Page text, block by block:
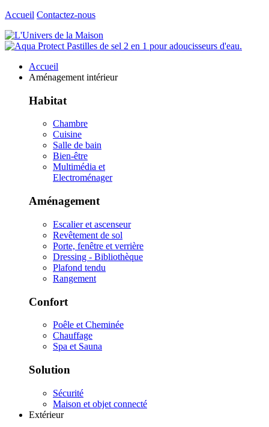
Accueil Contactez-nous
Accueil
Aménagement intérieur
Habitat
Chambre
Cuisine
Salle de bain
Bien-être
Multimédia et
Electroménager
Aménagement
Escalier et ascenseur
Revêtement de sol
Porte, fenêtre et verrière
Dressing - Bibliothèque
Plafond tendu
Rangement
Confort
Poêle et Cheminée
Chauffage
Spa et Sauna
Solution
Sécurité
Maison et objet connecté
Extérieur